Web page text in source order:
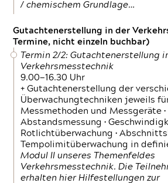
/ chemischem Grundlage…
Gutachtenerstellung in der
Termine, nicht einzeln buchbar)
Termin 2/2: Gutachtenerstellung
Verkehrsmesstechnik
9.00—16.30 Uhr
+ Gutachtenerstellung der
Überwachungtechniken jeweils
Messmethoden und Messgeräte •
Abstandsmessung •
Rotlichtüberwachung •
Tempolimitüberwachung in
Modul II unseres Themenfeldes
Verkehrsmesstechnik. Die
erhalten hier Hilfestellungen zur